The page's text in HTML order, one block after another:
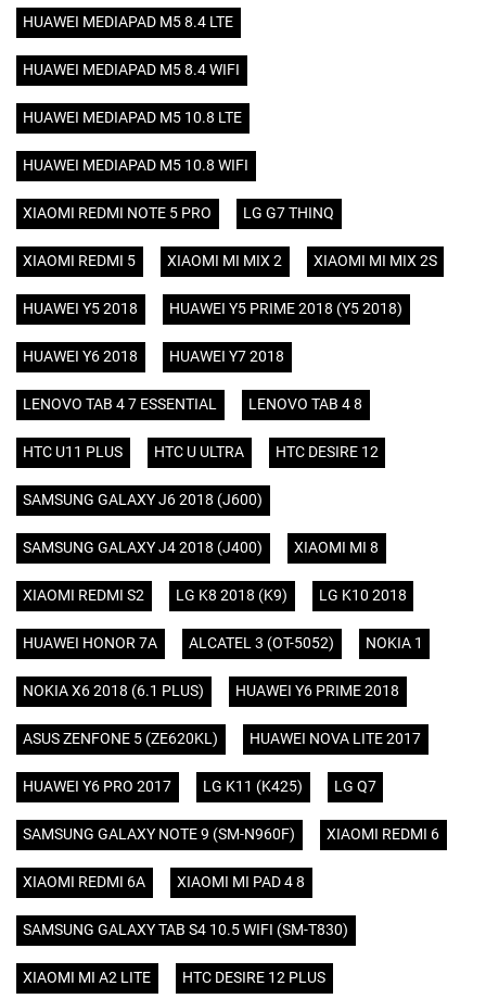
HUAWEI MEDIAPAD M5 8.4 LTE
HUAWEI MEDIAPAD M5 8.4 WIFI
HUAWEI MEDIAPAD M5 10.8 LTE
HUAWEI MEDIAPAD M5 10.8 WIFI
XIAOMI REDMI NOTE 5 PRO LG G7 THINQ
XIAOMI REDMI 5 XIAOMI MI MIX 2 XIAOMI MI MIX 2S
HUAWEI Y5 2018 HUAWEI Y5 PRIME 2018 (Y5 2018)
HUAWEI Y6 2018 HUAWEI Y7 2018
LENOVO TAB 4 7 ESSENTIAL LENOVO TAB 4 8
HTC U11 PLUS HTC U ULTRA HTC DESIRE 12
SAMSUNG GALAXY J6 2018 (J600)
SAMSUNG GALAXY J4 2018 (J400) XIAOMI MI 8
XIAOMI REDMI S2 LG K8 2018 (K9) LG K10 2018
HUAWEI HONOR 7A ALCATEL 3 (OT-5052) NOKIA 1
NOKIA X6 2018 (6.1 PLUS) HUAWEI Y6 PRIME 2018
ASUS ZENFONE 5 (ZE620KL) HUAWEI NOVA LITE 2017
HUAWEI Y6 PRO 2017 LG K11 (K425) LG Q7
SAMSUNG GALAXY NOTE 9 (SM-N960F) XIAOMI REDMI 6
XIAOMI REDMI 6A XIAOMI MI PAD 4 8
SAMSUNG GALAXY TAB S4 10.5 WIFI (SM-T830)
XIAOMI MI A2 LITE HTC DESIRE 12 PLUS